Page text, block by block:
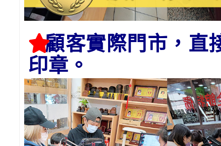
顧客實際門市，直
印章。